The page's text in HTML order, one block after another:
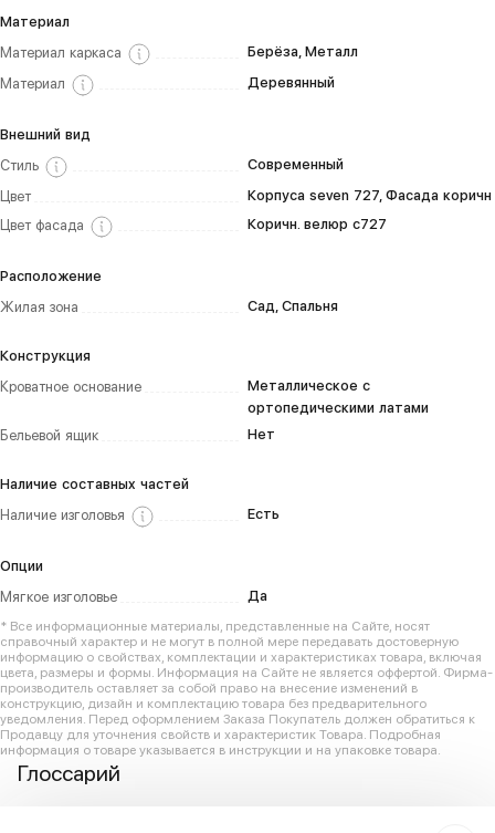
Материал
Материал каркаса
Берёза, Металл
Материал
Деревянный
Внешний вид
Стиль
Современный
Цвет
Корпуса seven 727, Фасада коричн
Цвет фасада
Коричн. велюр с727
Расположение
Жилая зона
Сад, Спальня
Конструкция
Кроватное основание
Металлическое с
ортопедическими латами
Бельевой ящик
Нет
Наличие составных частей
Наличие изголовья
Есть
Опции
Мягкое изголовье
Да
* Все информационные материалы, представленные на Сайте, носят
справочный характер и не могут в полной мере передавать достоверную
информацию о свойствах, комплектации и характеристиках товара, включая
цвета, размеры и формы. Информация на Сайте не является оффертой. Фирма-
производитель оставляет за собой право на внесение изменений в
конструкцию, дизайн и комплектацию товара без предварительного
уведомления. Перед оформлением Заказа Покупатель должен обратиться к
Продавцу для уточнения свойств и характеристик Товара. Подробная
информация о товаре указывается в инструкции и на упаковке товара.
Глоссарий